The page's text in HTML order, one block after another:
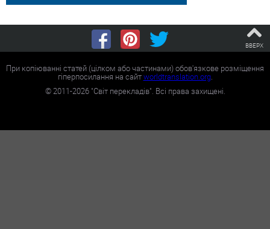
ВВЕРХ
При копіюванні статей (цілком або частинами) обов'язкове розміщення
гіперпосилання на сайтworldtranslation.org.
©2011-2026"Світ перекладів". Всі права захищені.